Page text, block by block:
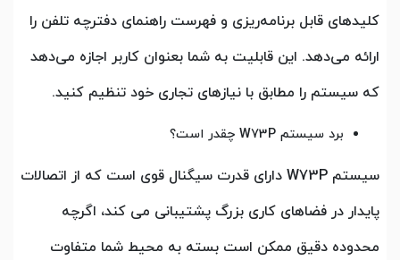
کلیدهای قابل برنامه‌ریزی و فهرست راهنمای دفترچه تلفن را
ارائه می‌دهد. این قابلیت به شما بعنوان کاربر اجازه می‌دهد
که سیستم را مطابق با نیازهای تجاری خود تنظیم کنید.
برد سیستم W73P چقدر است؟
سیستم W73P دارای قدرت سیگنال قوی است که از اتصالات
پایدار در فضاهای کاری بزرگ پشتیبانی می کند، اگرچه
محدوده دقیق ممکن است بسته به محیط شما متفاوت